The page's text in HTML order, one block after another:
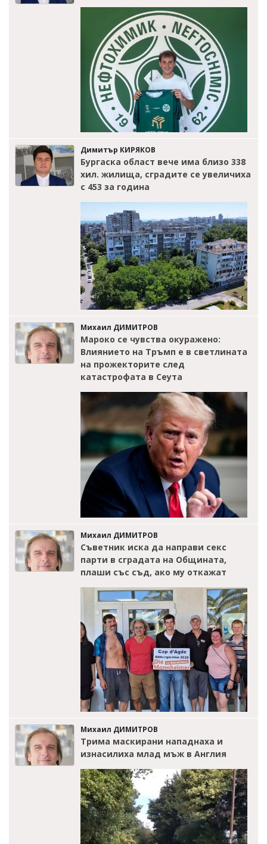
Димитър КИРЯКОВ
Бургаска област вече има близо 338
хил. жилища, сградите се увеличиха
с 453 за година
Михаил ДИМИТРОВ
Мароко се чувства окуражено:
Влиянието на Тръмп е в светлината
на прожекторите след
катастрофата в Сеута
Михаил ДИМИТРОВ
Съветник иска да направи секс
парти в сградата на Общината,
плаши със съд, ако му откажат
Михаил ДИМИТРОВ
Трима маскирани нападнаха и
изнасилиха млад мъж в Англия